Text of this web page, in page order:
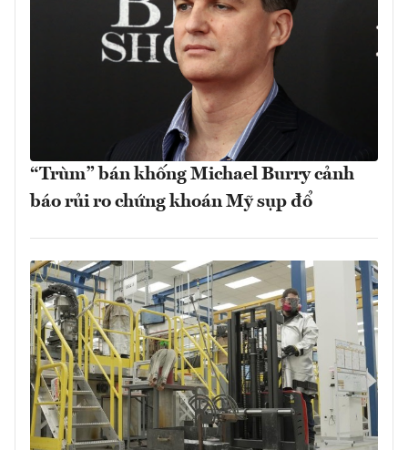
“Trùm” bán khống Michael Burry cảnh
báo rủi ro chứng khoán Mỹ sụp đổ